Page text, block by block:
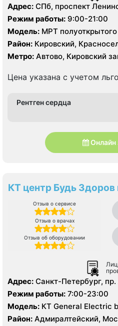
Адрес: СПб, проспект
Режим работы: 9:00-21:00
Модель: МРТ полуоткрытого
Тесла, КТ GE revolution
Район: Кировский,
область, Петродворцовый
Метро: Автово, Кировский
Цена указана с учетом
Рентген сердца
Онлайн
КТ центр Будь
Отзыв о сервисе
Отзыв о врачах
Отзыв об оборудовании
Адрес: Санкт-Петербург,
Режим работы: 7:00-23:00
Модель: КТ General Electric
срезов, УЗИ
Район: Адмиралтейский,